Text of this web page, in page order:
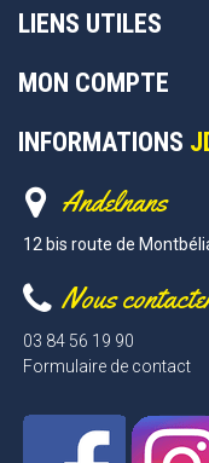
LIENS UTILES
MON COMPTE
INFORMATIONS
Andelnans
12 bis route de
Nous
03 84 56 19 90
Formulaire de contact